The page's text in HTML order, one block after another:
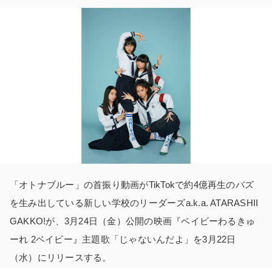
「オトナブルー」の首振り動画がTikTokで約4億再生のバズ
を生み出している新しい学校のリーダーズa.k.a. ATARASHII
GAKKO!が、3月24日（金）公開の映画『ベイビーわるきゅ
ーれ 2ベイビー』主題歌「じゃないんだよ」を3月22日
（水）にリリースする。